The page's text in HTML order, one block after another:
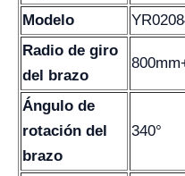
Modelo
Radio de giro
del brazo
Ángulo de
rotación del
brazo
340°